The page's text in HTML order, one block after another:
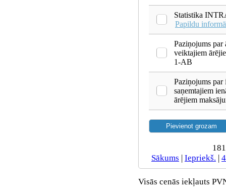
Statistika
Papildu
Paziņojums par
veiktajiem
1-AB
Paziņojums par
saņemtajiem
ārējiem
Sākums | Iepriekš. | 4
Visās cenās iekļauts